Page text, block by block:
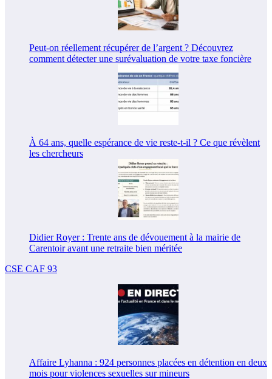
Peut-on réellement récupérer de l’argent ? Découvrez
comment détecter une surévaluation de votre taxe foncière
À 64 ans, quelle espérance de vie reste-t-il ? Ce que révèlent
les chercheurs
Didier Royer : Trente ans de dévouement à la mairie de
Carentoir avant une retraite bien méritée
CSE CAF 93
Affaire Lyhanna : 924 personnes placées en détention en deux
mois pour violences sexuelles sur mineurs